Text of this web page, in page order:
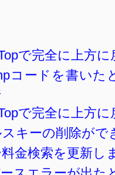
で完全に上方
コードを書いた
で完全に上方
キーの削除がで
金検索を更新し